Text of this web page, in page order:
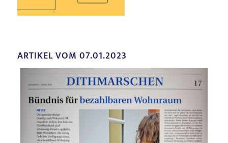
ARTIKEL VOM 07.01.2023